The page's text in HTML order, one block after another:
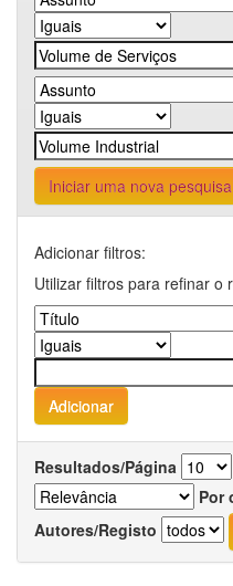
Iniciar uma nova pesquisa
Adicionar filtros:
Utilizar filtros para refinar o
Resultados/Página
Por
Autores/Registo